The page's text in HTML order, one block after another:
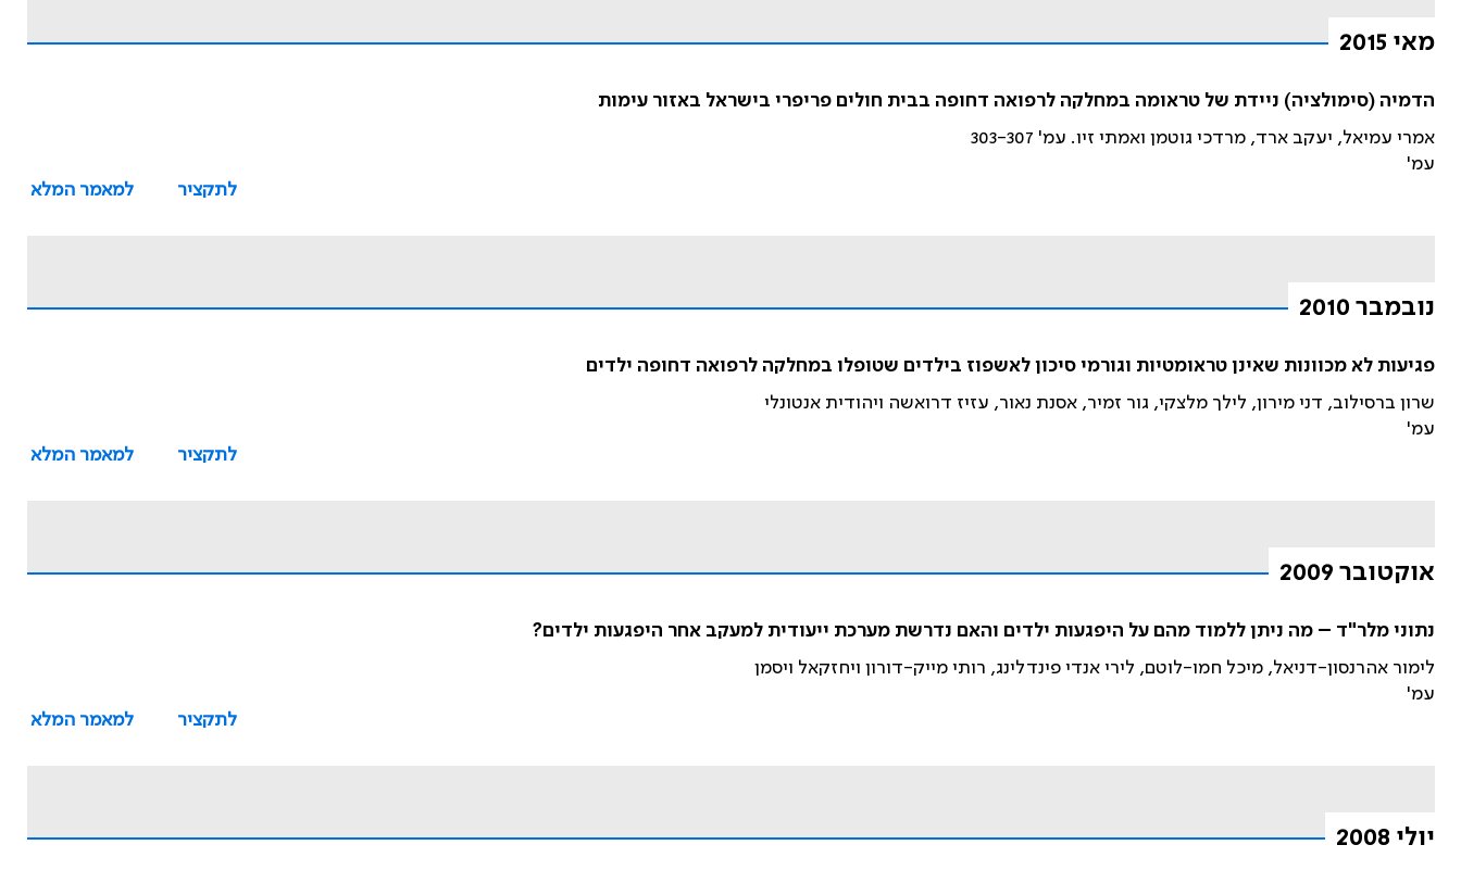
מאי 2015
הדמיה (סימולציה) ניידת של טראומה במחלקה לרפואה דחופה בבית חולים פריפרי בישראל באזור עימות
אמרי עמיאל, יעקב ארד, מרדכי גוטמן ואמתי זיו. עמ' 303-307
עמ'
לתקציר
למאמר המלא
נובמבר 2010
פגיעות לא מכוונות שאינן טראומטיות וגורמי סיכון לאשפוז בילדים שטופלו במחלקה לרפואה דחופה ילדים
שרון ברסילוב, דני מירון, לילך מלצקי, גור זמיר, אסנת נאור, עזיז דרואשה ויהודית אנטונלי
עמ'
לתקציר
למאמר המלא
אוקטובר 2009
נתוני מלר"ד – מה ניתן ללמוד מהם על היפגעות ילדים והאם נדרשת מערכת ייעודית למעקב אחר היפגעות ילדים?
לימור אהרנסון-דניאל, מיכל חמו-לוטם, לירי אנדי פינדלינג, רותי מייק-דורון ויחזקאל ויסמן
עמ'
לתקציר
למאמר המלא
יולי 2008